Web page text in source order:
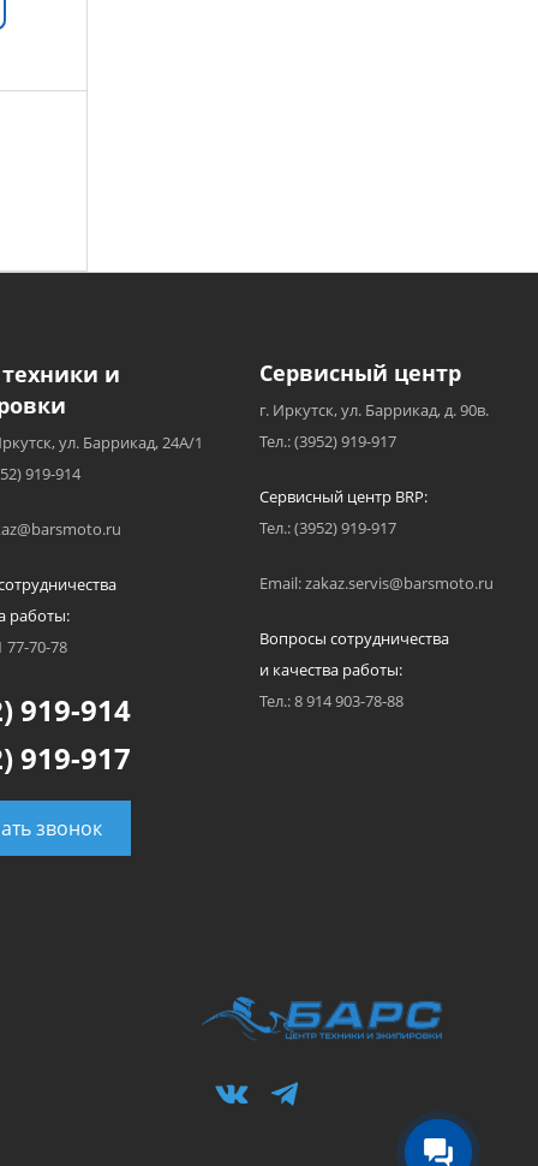
и
ул. Баррикад, 24А/1
919-914
работы:
77-70-78
919-914
919-917
звонок
Сервисный центр
г. Иркутск, ул. Баррикад, д. 90в.
Тел.: (3952) 919-917
Сервисный центр BRP:
Тел.: (3952) 919-917
Email: zakaz.servis@barsmoto.ru
Вопросы сотрудничества
и качества работы:
Тел.: 8 914 903-78-88